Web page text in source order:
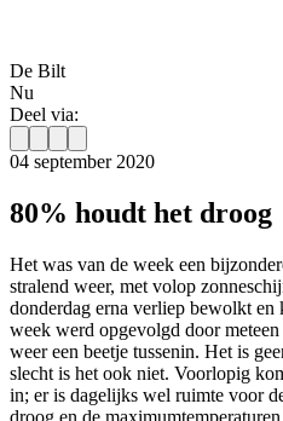
De Bilt
Nu
Deel via:
04 september 2020
80% houdt het droog
Het was van de week een
stralend weer, met volop
donderdag erna verliep bewolkt en
week werd opgevolgd door meteen
weer een beetje tussenin. Het is
slecht is het ook niet. Voorlopig
in; er is dagelijks wel ruimte voor
droog en de